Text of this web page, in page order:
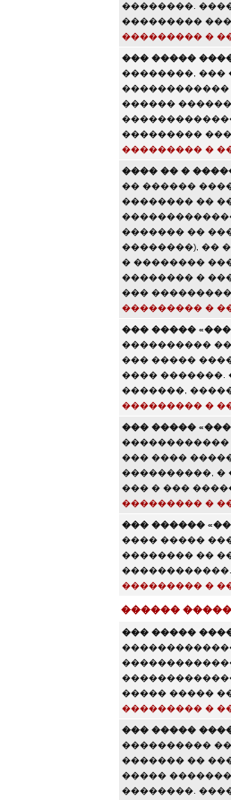
��������.
���������
��������� �
��� �����
��������, ���
������������
������
���������
��������� �
���� �� �
�� ������
�������� ��
�������������
������� ��
��������), ��
� ��������
�������� �
���
��������� �
��� �����
����������
��� �����
���� �������.
�������,
��������� �
��� �����
������������
��� ����
����������, �
��� � ���
��������� �
��� ������
���� �����
�������� ��
��������� �
������
��� �����
����� �����
��������� �
��� �����
����������
������� ��
�����
��������.